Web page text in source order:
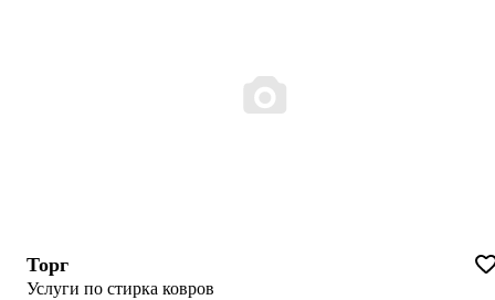
Торг
Услуги по стирка ковров